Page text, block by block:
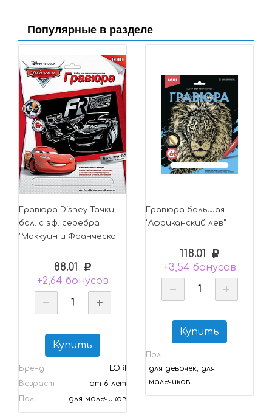
Популярные в разделе
Гравюра Disney Тачки
бол. с эф. серебра
"Маккуин и Франческо"
88.01
+2,64 бонусов
Купить
Бренд
LORI
Возраст
от 6 лет
Пол
для мальчиков
Гравюра большая
"Африканский лев"
118.01
+3,54 бонусов
Купить
Пол
для девочек, для
мальчиков